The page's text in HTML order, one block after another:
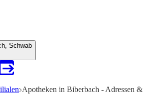
Schwab
Apotheken in Biberbach - Adressen &